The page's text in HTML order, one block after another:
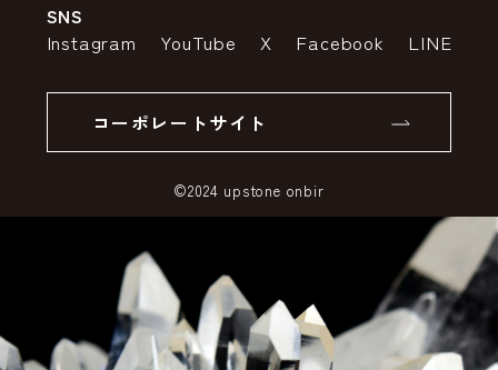
特定商取引法の表示
SSLサーバー証明書とは
SNS
Instagram YouTube X Facebook LINE
コーポレートサイト
©2024 upstone onbir